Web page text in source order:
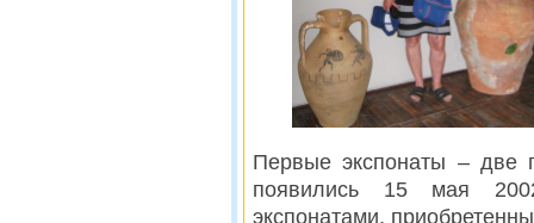
Первые экспонаты – две
появились 15 мая
экспонатами,